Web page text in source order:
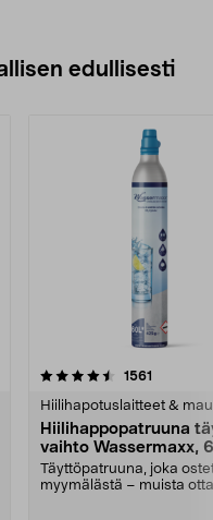
edullisesti
1561
Hiilihapotuslaitteet &
Hiilihappopatruuna
vaihto Wassermaxx,
Täyttöpatruuna, joka
myymälästä – muista
4.5viidestä